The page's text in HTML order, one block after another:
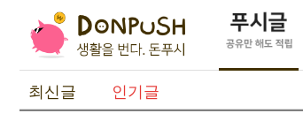
최신글 인기글